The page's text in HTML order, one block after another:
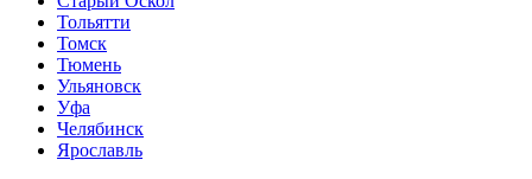
Тольятти
Томск
Тюмень
Ульяновск
Уфа
Челябинск
Ярославль